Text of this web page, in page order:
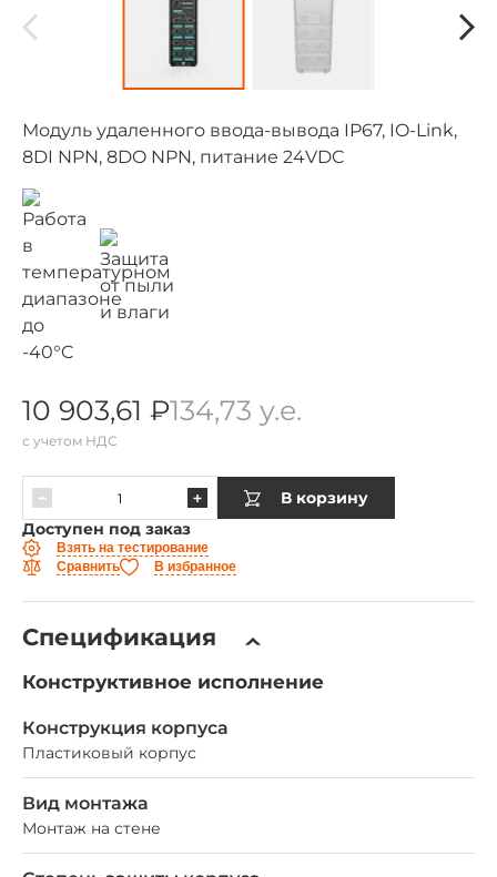
Модуль удаленного ввода-вывода IP67, IO-Link,
8DI NPN, 8DO NPN, питание 24VDC
10 903,61 ₽134,73 у.е.
с учетом НДС
В корзину
Доступен под заказ
Взять на тестирование
Сравнить
В избранное
Спецификация
Конструктивное исполнение
Конструкция корпуса
Пластиковый корпус
Вид монтажа
Монтаж на стене